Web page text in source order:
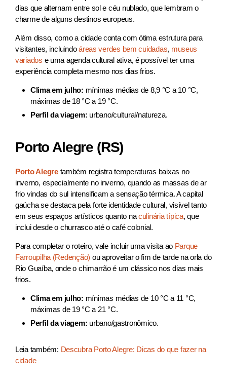
dias que alternam entre sol e céu nublado, que lembram o
charme de alguns destinos europeus.
Além disso, como a cidade conta com ótima estrutura para
visitantes, incluindoáreas verdes bem cuidadas, museus
variados e uma agenda cultural ativa, é possível ter uma
experiência completa mesmo nos dias frios.
Clima em julho: mínimas médias de 8,9 °C a 10 °C,
máximas de 18 °C a 19 °C.
Perfil da viagem: urbano/cultural/natureza.
Porto Alegre (RS)
Porto Alegre também registra temperaturas baixas no
inverno, especialmente no inverno, quando as massas de ar
frio vindas do sul intensificam a sensação térmica. A capital
gaúcha se destaca pela forte identidade cultural, visível tanto
em seus espaços artísticos quanto naculinária típica, que
inclui desde o churrasco até o café colonial.
Para completar o roteiro, vale incluir uma visita ao Parque
Farroupilha (Redenção) ou aproveitar o fim de tarde na orla do
Rio Guaíba, onde o chimarrão é um clássico nos dias mais
frios.
Clima em julho: mínimas médias de 10 °C a 11 °C,
máximas de 19 °C a 21 °C.
Perfil da viagem: urbano/gastronômico.
Leia também: Descubra Porto Alegre: Dicas do que fazer na
cidade